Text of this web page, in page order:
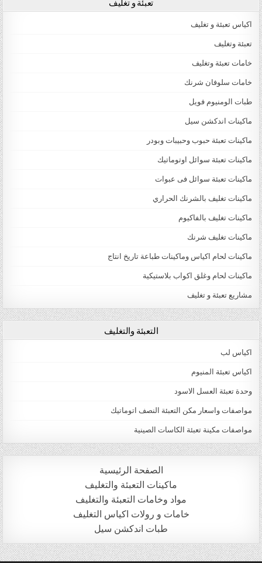
اكياس تعبئة و تغليف
تعبئة وتغليف
خامات تعبئة وتغليف
خامات سلوفان شرنك
طبات الومنيوم فويل
ماكينات اندكشن سيل
ماكينات تعبئة حبوب وحبيبات وبودر
ماكينات تعبئة سوائل اوتوماتيك
ماكينات تعبئة سوائل فى عبوات
ماكينات تغليف بالشرنك الحراري
ماكينات تغليف بالفاكيوم
ماكينات تغليف شرنك
ماكينات لحام اكياس وماكينات طباعة تاريخ انتاج
ماكينات لحام وغلق اكواب بلاستيكية
مشاريع تعبئة و تغليف
التعبئة والتغليف
اكياس لب
اكياس تعبئة المنيوم
وحدة تعبئة العسل الاسود
مواصفات واسعار مكن التعبئة النصف اتوماتيك
مواصفات مكينة تعبئة الكاسات الصينية
الصفحة الرئيسية
ماكينات التعبئة والتغليف
مواد وخامات التعبئة والتغليف
خامات و رولات اكياس التغليف
طبات اندكشن سيل